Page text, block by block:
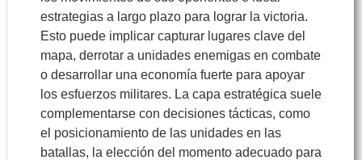
estrategias a largo plazo para lograr la victoria.
Esto puede implicar capturar lugares clave del
mapa, derrotar a unidades enemigas en combate
o desarrollar una economía fuerte para apoyar
los esfuerzos militares. La capa estratégica suele
complementarse con decisiones tácticas, como
el posicionamiento de las unidades en las
batallas, la elección del momento adecuado para